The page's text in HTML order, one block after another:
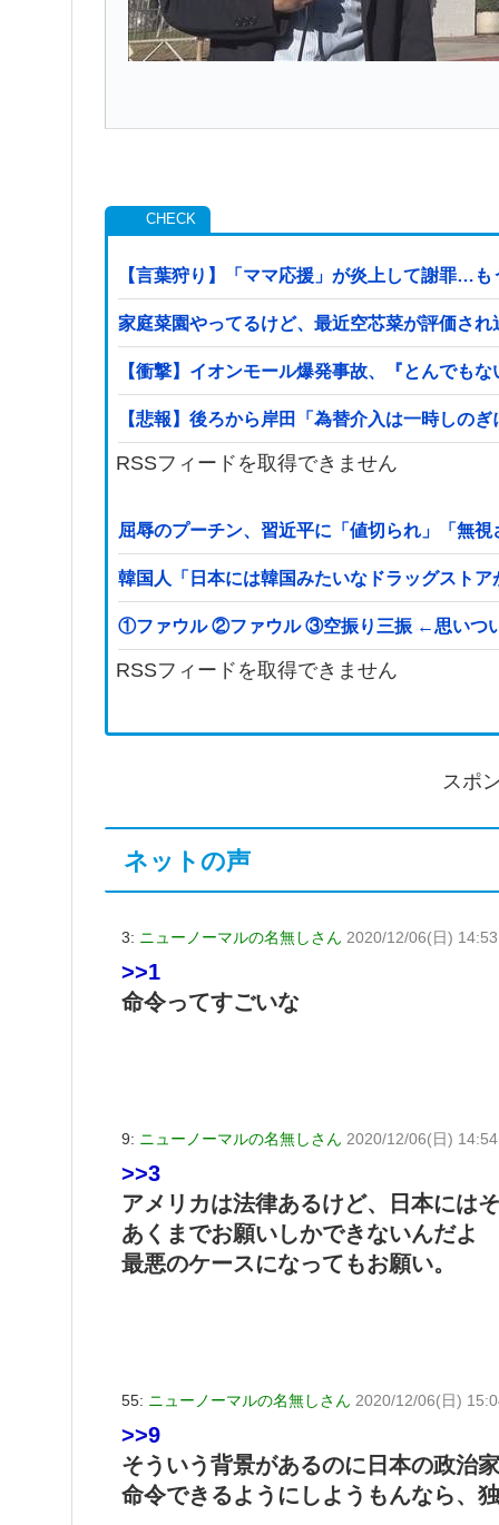
【言葉狩り】「ママ応援」が炎上して謝罪…も
家庭菜園やってるけど、最近空芯菜が評価さ
【衝撃】イオンモール爆発事故、『とんでも
【悲報】後ろから岸田「為替介入は一時しの
RSSフィードを取得できません
屈辱のプーチン、習近平に「値切られ」「無
韓国人「日本には韓国みたいなドラッグスト
①ファウル ②ファウル ③空振り三振 ←
RSSフィードを取得できません
スポ
ネットの声
3: ニューノーマルの名無しさん 2020/12/06(日)
>>1
命令ってすごいな
9: ニューノーマルの名無しさん 2020/12/06(日)
>>3
アメリカは法律あるけど、日本には
あくまでお願いしかできないんだよ
最悪のケースになってもお願い。
55: ニューノーマルの名無しさん 2020/12/06(日)
>>9
そういう背景があるのに日本の政治
命令できるようにしようもんなら、